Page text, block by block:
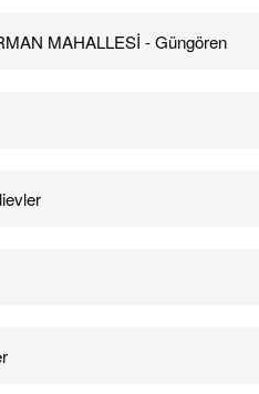
MAHALLESİ - Güngören